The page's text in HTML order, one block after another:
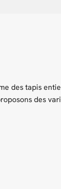
des tapis
des